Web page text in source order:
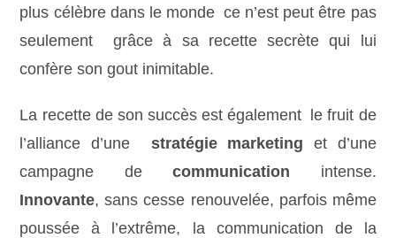
plus célèbre dans le monde ce n’est peut être pas
seulement grâce à sa recette secrète qui lui
confère son gout inimitable.
La recette de son succès est également le fruit de
l’alliance d’une stratégie marketing et d’une
campagne decommunication intense.
Innovante, sans cesse renouvelée, parfois même
poussée à l’extrême, la communication de la